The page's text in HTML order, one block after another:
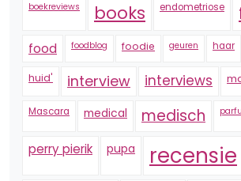
boekreviews books endometriose
food foodblog foodie geuren haar
huid' interview interviews
Mascara medical medisch
perry pierik pupa recensie